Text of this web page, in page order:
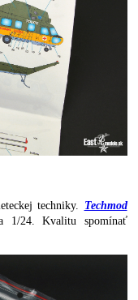
techniky. Techmod
1/24. Kvalitu spomínať